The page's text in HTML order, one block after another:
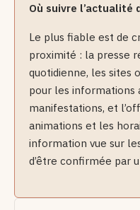
Où suivre l’actualité
Le plus fiable est de
proximité : la presse
quotidienne, les sites
pour les informations
manifestations, et
animations et les
information vue sur
d’être confirmée par